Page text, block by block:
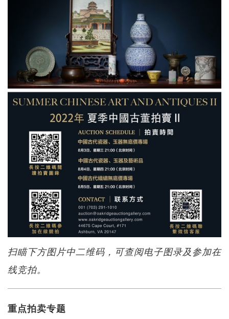
扫瞄下方图片中二维码，可查阅电子图录及参加在
线竞拍。
重点拍卖专题